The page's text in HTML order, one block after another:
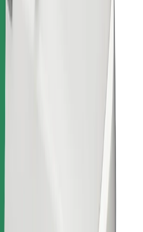
Bolt lietotni
maltītes!